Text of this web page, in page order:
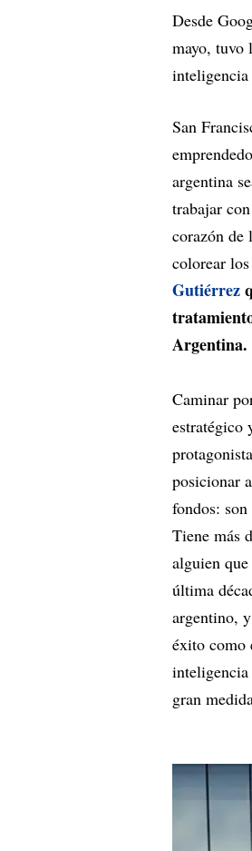
Desde
mayo, tuvo
San
argentina
trabajar
corazón de
colorear
Gutiérrez
Argentina.
Caminar
estratégico
posicionar
fondos:
Tiene más
alguien
última
argentino,
éxito como
inteligencia
gran